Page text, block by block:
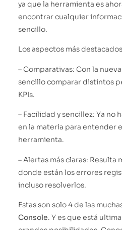
ya que la herramienta es
encontrar cualquier
sencillo.
Los aspectos más
– Comparativas: Con la
sencillo comparar distintos
KPIs.
– Facilidad y sencillez: Ya no
en la materia para entender
herramienta.
– Alertas más claras: Resulta
donde están los errores
incluso resolverlos.
Estas son solo 4 de las
Console. Y es que está